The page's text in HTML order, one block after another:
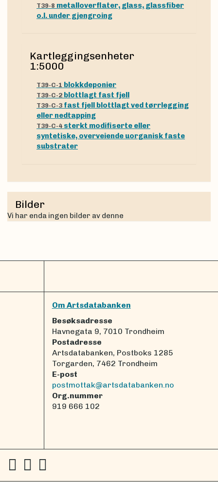
T39-8 metalloverflater, glass, glassfiber
o.l. under gjengroing
Kartleggingsenheter
1:5000
T39-C-1 blokkdeponier
T39-C-2 blottlagt fast fjell
T39-C-3 fast fjell blottlagt ved tørrlegging
eller nedtapping
T39-C-4 sterkt modifiserte eller
syntetiske, overveiende uorganisk faste
substrater
Bilder
Vi har enda ingen bilder av denne
Om Artsdatabanken
Besøksadresse
Havnegata 9, 7010 Trondheim
Postadresse
Artsdatabanken, Postboks 1285
Torgarden, 7462 Trondheim
E-post
postmottak@artsdatabanken.no
Org.nummer
919 666 102